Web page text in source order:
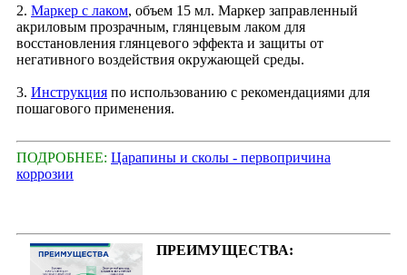
2. Маркер с лаком, объем 15 мл. Маркер заправленный
акриловым прозрачным, глянцевым лаком для
восстановления глянцевого эффекта и защиты от
негативного воздействия окружающей среды.
3. Инструкция по использованию с рекомендациями для
пошагового применения.
ПОДРОБНЕЕ: Царапины и сколы - первопричина
коррозии
ПРЕИМУЩЕСТВА: